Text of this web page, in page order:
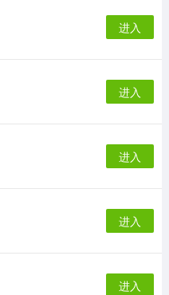
进入
进入
进入
进入
进入